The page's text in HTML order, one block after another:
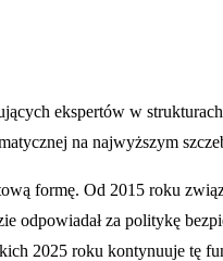
ekspertów w
na najwyższym
formę. Od 2015 roku
za politykę
2025 roku kontynuuje tę